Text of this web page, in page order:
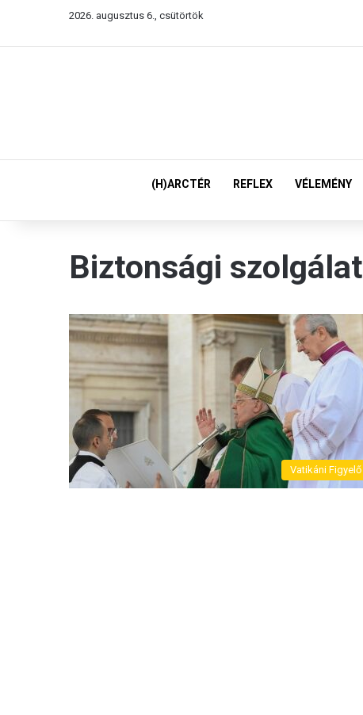
2026. augusztus 6., csütörtök
(H)ARCTÉR REFLEX VÉLEMÉNY
Biztonsági szolgálat
Vatikáni Figyelő